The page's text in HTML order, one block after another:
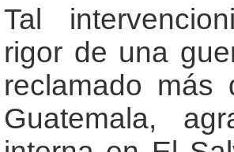
Tal
rigor de una
reclamado
Guatemala,